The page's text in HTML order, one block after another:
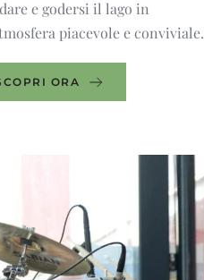
e godersi il lago in
piacevole e conviviale.
ORA